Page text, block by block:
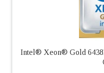
Intel® Xeon® Gold